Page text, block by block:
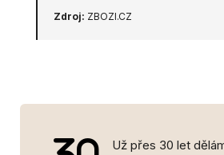
Zdroj: ZBOZI.CZ
Už přes 30 let